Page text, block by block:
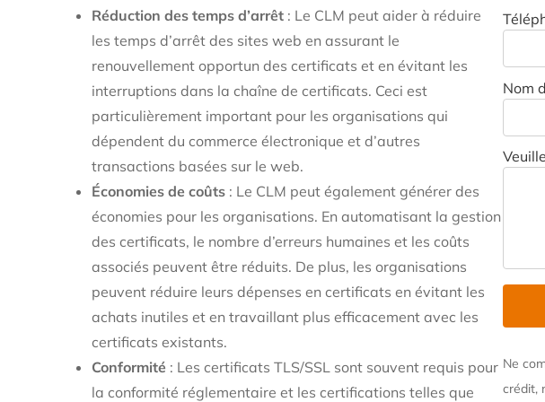
Réduction des temps d’arrêt : Le CLM peut aider à réduire
les temps d’arrêt des sites web en assurant le
renouvellement opportun des certificats et en évitant les
interruptions dans la chaîne de certificats. Ceci est
particulièrement important pour les organisations qui
dépendent du commerce électronique et d’autres
transactions basées sur le web.
Économies de coûts : Le CLM peut également générer des
économies pour les organisations. En automatisant la gestion
des certificats, le nombre d’erreurs humaines et les coûts
associés peuvent être réduits. De plus, les organisations
peuvent réduire leurs dépenses en certificats en évitant les
achats inutiles et en travaillant plus efficacement avec les
certificats existants.
Conformité : Les certificats TLS/SSL sont souvent requis pour
la conformité réglementaire et les certifications telles que
Nom
Ne
crédit,